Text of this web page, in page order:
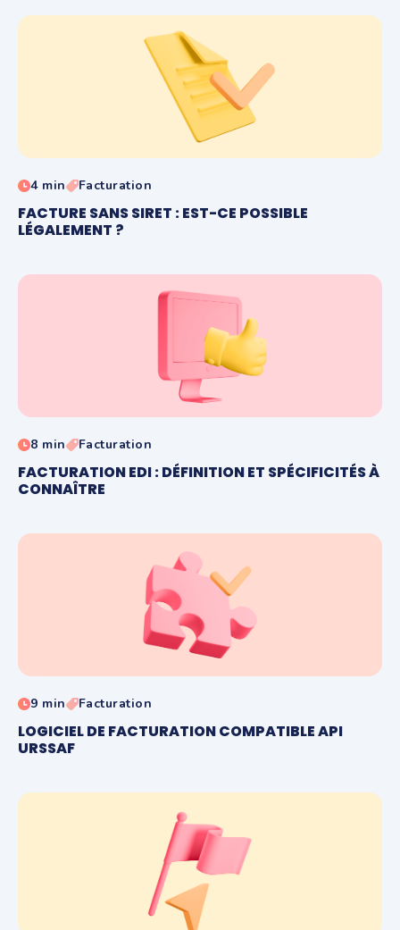
4 min Facturation
FACTURE SANS SIRET : EST-CE POSSIBLE
LÉGALEMENT ?
8 min Facturation
FACTURATION EDI : DÉFINITION ET SPÉCIFICITÉS À
CONNAÎTRE
9 min Facturation
LOGICIEL DE FACTURATION COMPATIBLE API
URSSAF